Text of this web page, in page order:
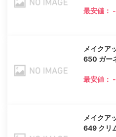
最安値：
メイクア
650 ガー
最安値：
メイクア
649 クリ